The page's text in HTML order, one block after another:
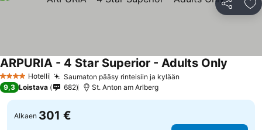
Jaa
4 Tähtiluokitus
Hotelli Saumaton pääsy rinteisiin ja kylään
ARPURIA - 4 Star Superior - Adults Only
9,3 Loistava 682 St. Anton am Arlberg
Alkaen 301 €